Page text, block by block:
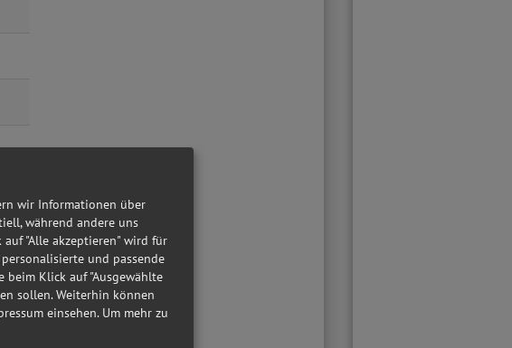
wir Informationen über
während andere uns
auf "Alle akzeptieren" wird für
und passende
beim Klick auf "Ausgewählte
sollen. Weiterhin können
einsehen. Um mehr zu